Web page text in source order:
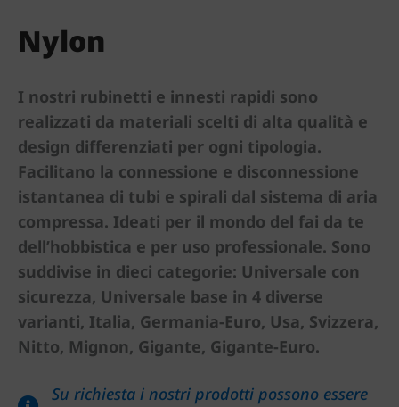
Nylon
I nostri rubinetti e innesti rapidi sono
realizzati da materiali scelti di alta qualità e
design differenziati per ogni tipologia.
Facilitano la connessione e disconnessione
istantanea di tubi e spirali dal sistema di aria
compressa. Ideati per il mondo del fai da te
dell’hobbistica e per uso professionale. Sono
suddivise in dieci categorie: Universale con
sicurezza, Universale base in 4 diverse
varianti, Italia, Germania-Euro, Usa, Svizzera,
Nitto, Mignon, Gigante, Gigante-Euro.
Su richiesta i nostri prodotti possono essere